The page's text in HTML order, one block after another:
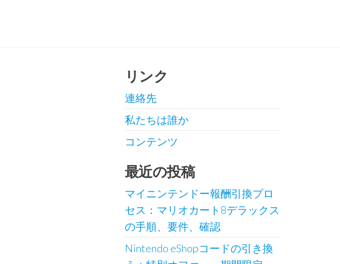
リンク
連絡先
私たちは誰か
コンテンツ
最近の投稿
マイニンテンドー報酬引換プロ
セス：マリオカート8デラックス
の手順、要件、確認
Nintendo eShopコードの引き換